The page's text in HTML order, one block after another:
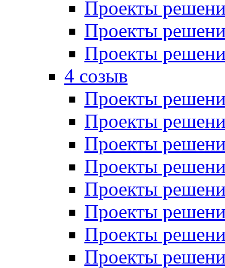
Проекты
Проекты
Проекты
4 созыв
Проекты
Проекты
Проекты
Проекты
Проекты
Проекты
Проекты
Проекты